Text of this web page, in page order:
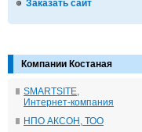
Заказать сайт
Компании Костаная
SMARTSITE,
Интернет-компания
НПО АКСОН, ТОО